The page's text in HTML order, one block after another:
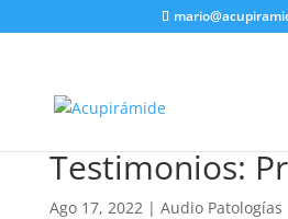
Testimonios:
Ago 17, 2022| Audio Patologías